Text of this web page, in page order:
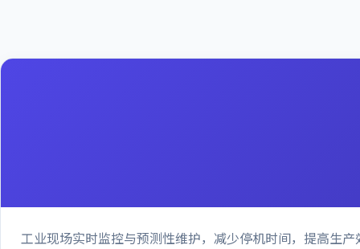
工业现场实时监控与预测性维护，减少停机时间，提高生产